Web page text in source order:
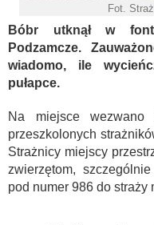
Fot.
Bóbr utknął w
Podzamcze.
wiadomo, ile
pułapce.
Na miejsce wezwano
przeszkolonych
Strażnicy miejscy
zwierzętom,
pod numer 986 do straży